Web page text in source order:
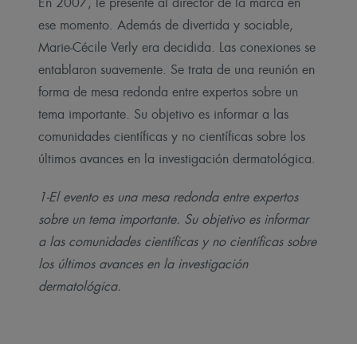
ese momento. Además de divertida y sociable,
Marie-Cécile Verly era decidida. Las conexiones se
entablaron suavemente. Se trata de una reunión en
forma de mesa redonda entre expertos sobre un
tema importante. Su objetivo es informar a las
comunidades científicas y no científicas sobre los
últimos avances en la investigación dermatológica.
1-El evento es una mesa redonda entre expertos
sobre un tema importante. Su objetivo es informar
a las comunidades científicas y no científicas sobre
los últimos avances en la investigación
dermatológica.